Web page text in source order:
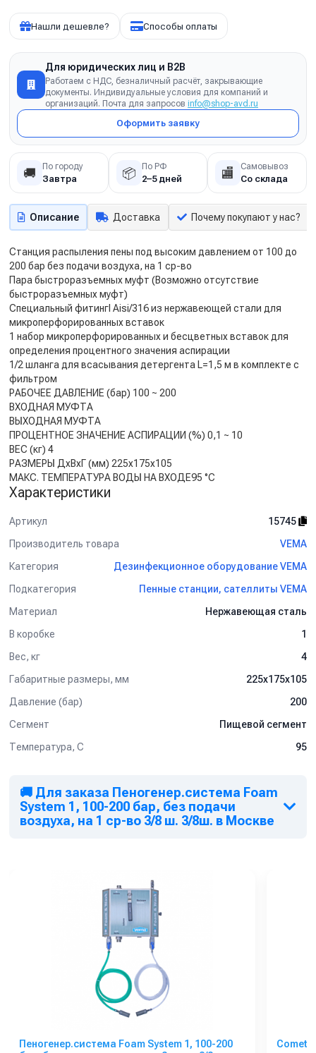
Нашли дешевле? Способы оплаты
Для юридических лиц и B2B
Работаем с НДС, безналичный расчёт, закрывающие
документы. Индивидуальные условия для компаний и
организаций. Почта для запросов info@shop-avd.ru
Оформить заявку
🚚 По городу
Завтра 📦 По РФ
2–5 дней 🏬 Самовывоз
Со склада
Описание Доставка Почему покупают у нас?
Станция распыления пены под высоким давлением от 100 до
200 бар без подачи воздуха, на 1 ср-во
Пара быстроразъемных муфт (Возможно отсутствие
быстроразъемных муфт)
Специальный фитингl Aisi/316 из нержавеющей стали для
микроперфорированных вставок
1 набор микроперфорированных и бесцветных вставок для
определения процентного значения аспирации
1/2 шланга для всасывания детергента L=1,5 м в комплекте с
фильтром
РАБОЧЕЕ ДАВЛЕНИЕ (бар) 100 ~ 200
ВХОДНАЯ МУФТА
ВЫХОДНАЯ МУФТА
ПРОЦЕНТНОЕ ЗНАЧЕНИЕ АСПИРАЦИИ (%) 0,1 ~ 10
ВЕС (кг) 4
РАЗМЕРЫ ДxВxГ (мм) 225x175x105
МАКС. ТЕМПЕРАТУРА ВОДЫ НА ВХОДЕ95 °C
Характеристики
Артикул
15745
Производитель товара
VEMA
Категория
Дезинфекционное оборудование VEMA
Подкатегория
Пенные станции, сателлиты VEMA
Материал
Нержавеющая сталь
В коробке
1
Вес, кг
4
Габаритные размеры, мм
225x175x105
Давление (бар)
200
Сегмент
Пищевой сегмент
Температура, C
95
🚚 Для заказа Пеногенер.система Foam
System 1, 100-200 бар, без подачи
воздуха, на 1 ср-во 3/8 ш. 3/8ш. в Москве
Пеногенер.система Foam System 1, 100-200
Comet